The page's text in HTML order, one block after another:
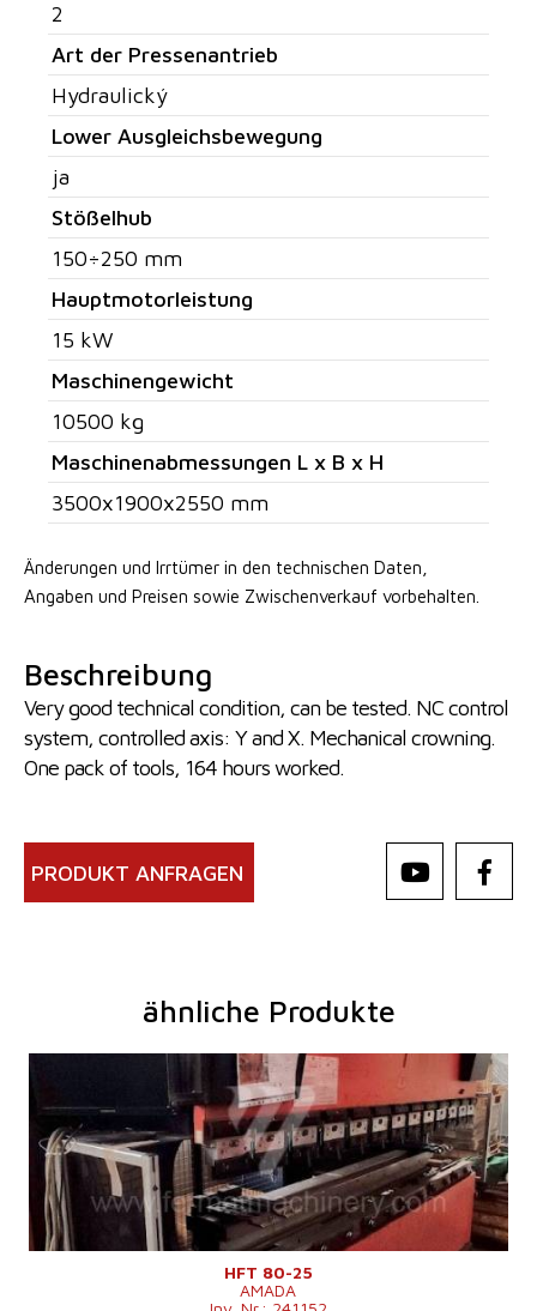
2
Art der Pressenantrieb
Hydraulický
Lower Ausgleichsbewegung
ja
Stößelhub
150÷250 mm
Hauptmotorleistung
15 kW
Maschinengewicht
10500 kg
Maschinenabmessungen L x B x H
3500x1900x2550 mm
Änderungen und Irrtümer in den technischen Daten,
Angaben und Preisen sowie Zwischenverkauf vorbehalten.
Beschreibung
Very good technical condition, can be tested. NC control
system, controlled axis: Y and X. Mechanical crowning.
One pack of tools, 164 hours worked.
PRODUKT ANFRAGEN
ähnliche Produkte
2001
ja
Druckleistung
80 t
Abkantlänge
2620 mm
Anzahl der Achsen
4
Lower Ausgleichsbewegung
Stößelhub
200 mm
Maschinengewicht
5750 kg
HFT 80-25
AMADA